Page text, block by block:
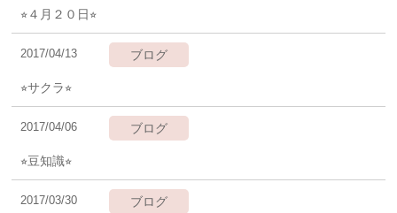
⭐︎４月２０日⭐︎
ブログ
2017/04/13
⭐︎サクラ⭐︎
ブログ
2017/04/06
⭐︎豆知識⭐︎
ブログ
2017/03/30